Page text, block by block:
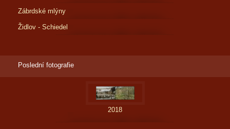
Zábrdské mlýny
Židlov - Schiedel
Poslední fotografie
2018